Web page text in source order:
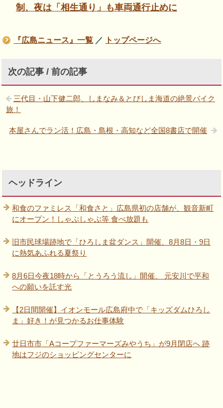
制、夜は「相生通り」も車両通行止めに
『広島ニュース』一覧 ／ トップページへ
次の記事 / 前の記事
三代目・山下健二郎、しまなみ＆とびしま海道の絶景バイク
旅！
本屋さんでラン活！広島・島根・高知など全国8書店で開催
ヘッドライン
和食のファミレス「和食さと」広島県初の店舗が、観音新町
にオープン！しゃぶしゃぶ等 食べ放題も
旧市民球場跡地で「ひろしま盆ダンス」開催、8月8日・9日
に熱気あふれる夏祭り
8月6日今夜18時から「とうろう流し」開催、 元安川で平和
への願いを託す光
【2日間開催】イオンモール広島府中で「キッズダムひろし
ま」好き！が見つかるお仕事体験
廿日市市「Aコープファーマーズみやうち」が9月閉店へ 跡
地はフジのショッピングセンターに